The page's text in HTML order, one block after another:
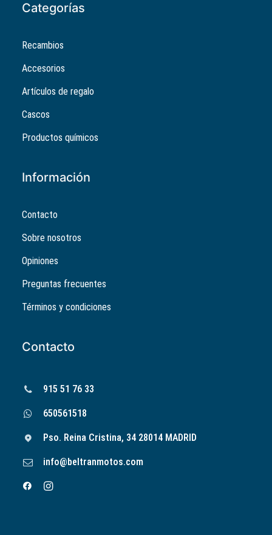
Categorías
Recambios
Accesorios
Artículos de regalo
Cascos
Productos químicos
Información
Contacto
Sobre nosotros
Opiniones
Preguntas frecuentes
Términos y condiciones
Contacto
915 51 76 33
650561518
Pso. Reina Cristina, 34 28014 MADRID
info@beltranmotos.com